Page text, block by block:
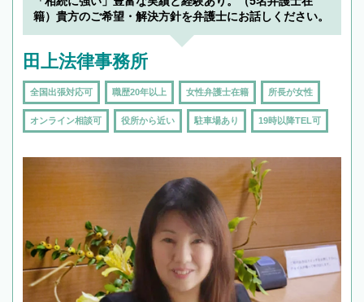
籍）貴方のご希望・解決方針を弁護士にお話しください。
田上法律事務所
全国出張対応可 職歴20年以上 女性弁護士在籍 所長が女性
オンライン相談可 役所から近い 駐車場あり 19時以降TEL可